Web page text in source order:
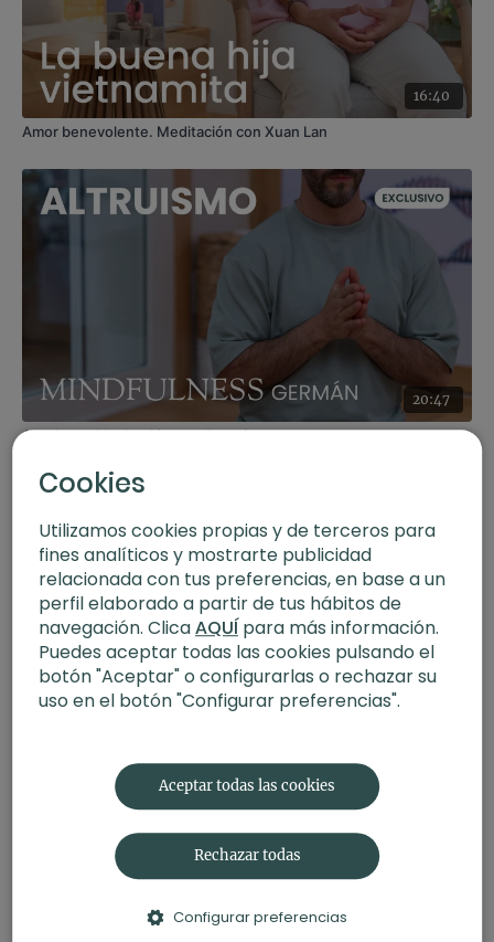
16:40
Amor benevolente. Meditación con Xuan Lan
20:47
Altruismo. Meditación con Germán
Cookies
Utilizamos cookies propias y de terceros para
fines analíticos y mostrarte publicidad
relacionada con tus preferencias, en base a un
perfil elaborado a partir de tus hábitos de
navegación. ClicaAQUÍpara más información.
Puedes aceptar todas las cookies pulsando el
botón "Aceptar" o configurarlas o rechazar su
uso en el botón "Configurar preferencias".
Aceptar todas las cookies
Rechazar todas
Configurar preferencias